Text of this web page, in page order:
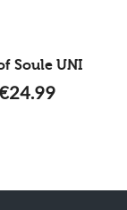
Soule UNI
24.99